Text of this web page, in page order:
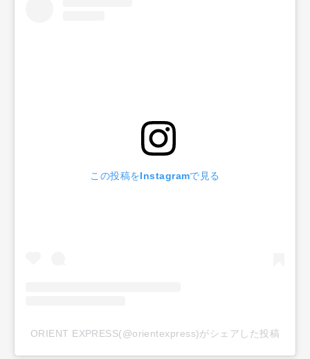
この投稿をInstagramで見る
ORIENT EXPRESS(@orientexpress)がシェアした投稿